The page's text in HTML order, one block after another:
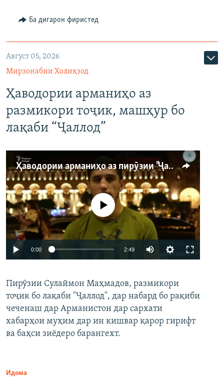
Ба дигарон фиристед
Август 05, 2026
Мирзонабии Холиқзод
Ҳаводории арманиҳо аз
размикори тоҷик, машҳур бо
лақаби “Ҷаллод”
Ҳаводории арманиҳо аз пирӯзии "Ҷаллод"-и тоҷик
Auto 240p 360p 480p
720p 1080p
Феълан кор намекунад
0:00 2:49
360p
480p
Пирӯзии Сулаймон Маҳмадов, размикори
тоҷик бо лақаби "Ҷаллод", дар набард бо рақиби
чеченаш дар Арманистон дар сархати
хабарҳои муҳим дар ин кишвар қарор гирифт
ва баҳси зиёдеро барангехт.
Идома